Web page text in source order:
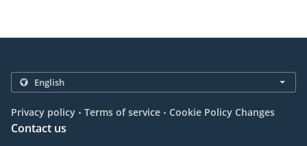
Privacy policy . Terms of service . Cookie Policy Changes
Contact us